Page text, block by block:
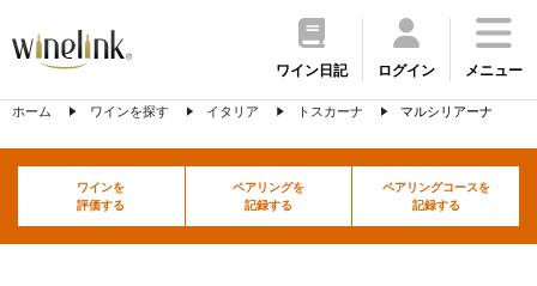
ワイン日記 ログイン メニュー
ホーム ワインを探す イタリア トスカーナ マルシリアーナ
ワインを
評価する
ペアリングを
記録する
ペアリングコースを
記録する